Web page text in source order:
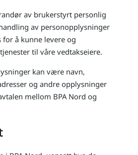
av brukerstyrt personlig
av personopplysninger
for å kunne levere og
til våre vedtakseiere.
kan være navn,
og andre opplysninger
mellom BPA Nord og